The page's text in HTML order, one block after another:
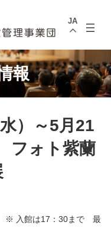
JA
報
）～5月21
ォト紫蘭
入館は17：30まで 最